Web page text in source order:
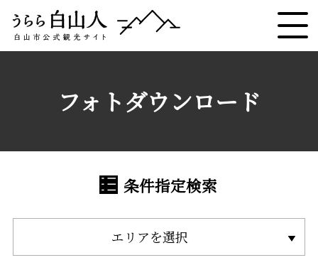
フォトダウンロード
条件指定検索
エリアを選択